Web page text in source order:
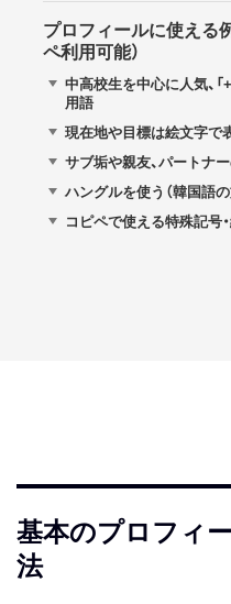
プロフィールに使える
ペ利用可能）
中高校生を中心に人気、「
用語
現在地や目標は絵文字で
サブ垢や親友、パートナ
ハングルを使う（韓国語の
コピペで使える特殊記号
基本のプロフィ
法